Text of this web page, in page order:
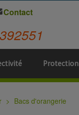
Protection
Contact
Bacs d'orangerie